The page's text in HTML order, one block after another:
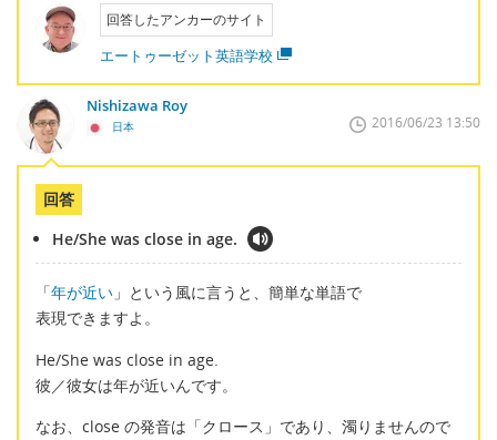
回答したアンカーのサイト
エートゥーゼット英語学校
Nishizawa Roy
日本 2016/06/23 13:50
回答
He/She was close in age.
「年が近い 」という風に言うと、簡単な単語で
表現できますよ。
He/She was close in age.
彼／彼女は年が近いんです。
なお、close の発音は「クロース」であり、濁りませんので